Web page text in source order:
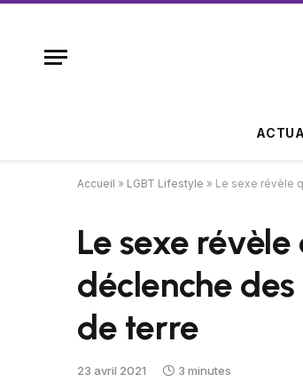
Accueil » LGBT Lifestyle » Le sexe révèle
Le sexe révèle
déclenche
de terre
23 avril 2021 3 minutes